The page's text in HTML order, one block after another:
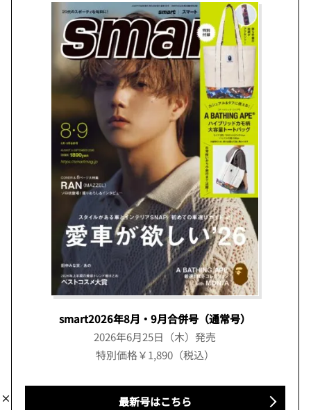
smart2026年8月・9月合併号（通常号）
2026年6月25日（木）発売
特別価格￥1,890（税込）
最新号はこちら